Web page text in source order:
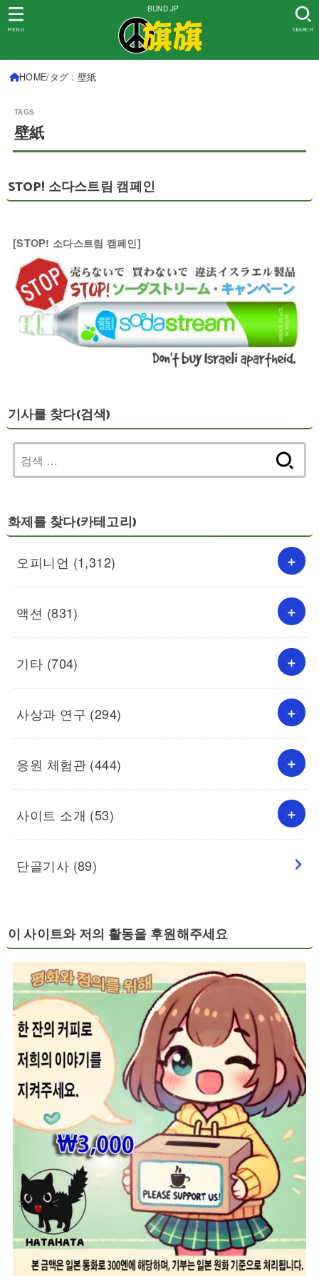
BUND.JP
SEARCH
MENU
HOME タグ : 壁紙
壁紙
STOP! 소다스트림 캠페인
[STOP! 소다스트림 캠페인]
기사를 찾다(검색)
색:
화제를 찾다(카테고리)
오피니언 (1,312)
액션 (831)
기타 (704)
사상과 연구 (294)
응원 체험관 (444)
사이트 소개 (53)
단골기사 (89)
이 사이트와 저의 활동을 후원해주세요